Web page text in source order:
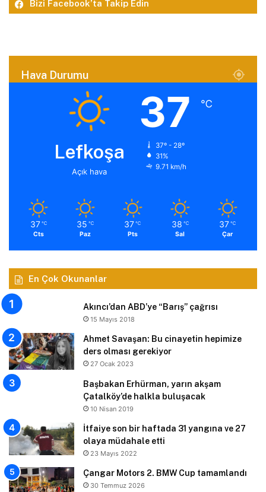
Bizi Facebook’ta Takip Edin
Hava Durumu
Lefkoşa
Açık hava
37 ℃
37º - 28º
31%
9.71 km/h
37 ℃
Cts
35 ℃
Paz
37 ℃
Pts
38 ℃
Sal
37 ℃
Çar
En Çok Okunanlar
Akıncı’dan ABD’ye “Barış” çağrısı
15 Mayıs 2018
Ahmet Savaşan: Bu cinayetin hepimize
ders olması gerekiyor
27 Ocak 2023
Başbakan Erhürman, yarın akşam
Çatalköy’de halkla buluşacak
10 Nisan 2019
İtfaiye son bir haftada 31 yangına ve 27
olaya müdahale etti
23 Mayıs 2022
Çangar Motors 2. BMW Cup tamamlandı
30 Temmuz 2026